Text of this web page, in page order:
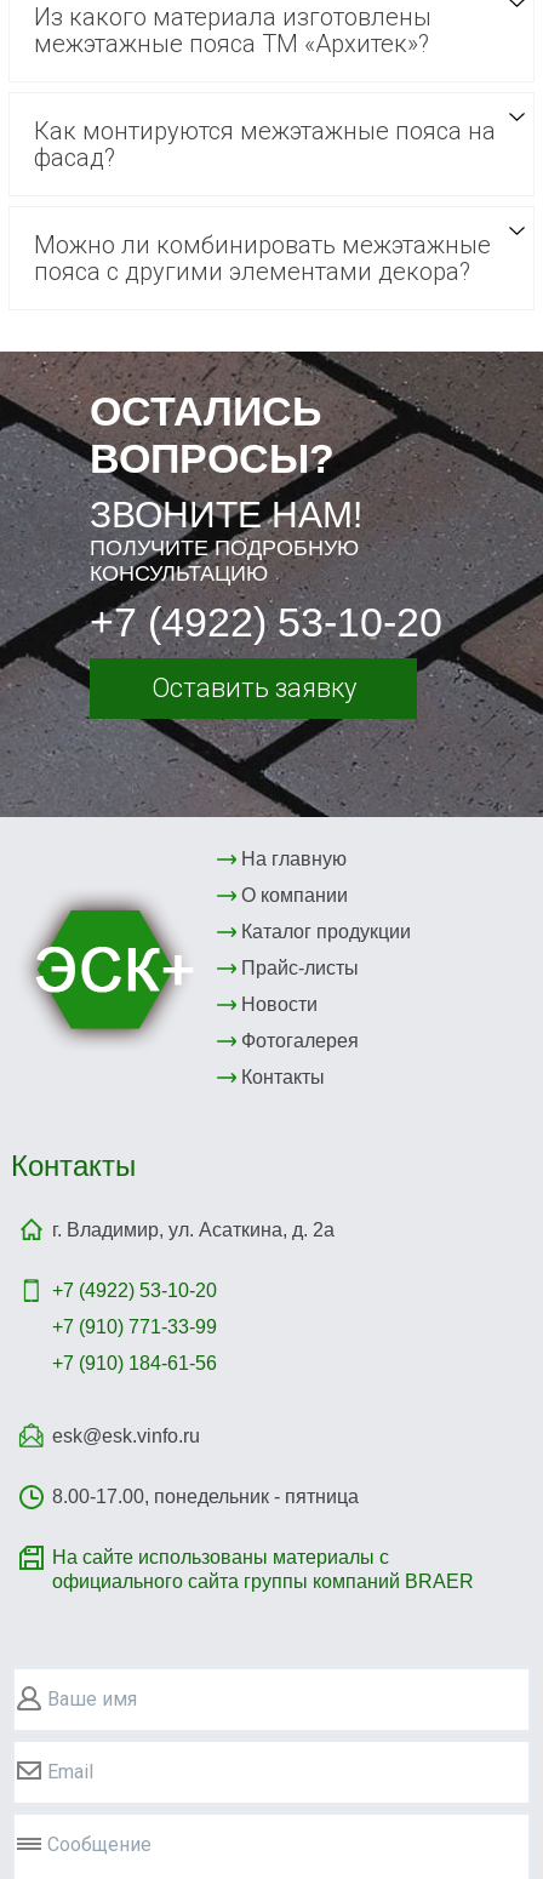
Из какого материала изготовлены
межэтажные пояса ТМ «Архитек»?
Как монтируются межэтажные пояса на
фасад?
Можно ли комбинировать межэтажные
пояса с другими элементами декора?
ОСТАЛИСЬ
ВОПРОСЫ?
ЗВОНИТЕ НАМ!
ПОЛУЧИТЕ ПОДРОБНУЮ
КОНСУЛЬТАЦИЮ
+7 (4922) 53-10-20
Оставить заявку
На главную
О компании
Каталог продукции
Прайс-листы
Новости
Фотогалерея
Контакты
Контакты
г. Владимир, ул. Асаткина, д. 2а
+7 (4922) 53-10-20
+7 (910) 771-33-99
+7 (910) 184-61-56
esk@esk.vinfo.ru
8.00-17.00, понедельник - пятница
На сайте использованы материалы с
официального сайта группы компаний BRAER
Ваше имя
Email
Сообщение